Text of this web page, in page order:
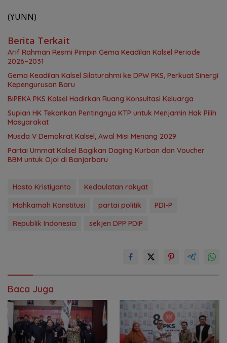
(YUNN)
Berita Terkait
Arif Rahman Resmi Pimpin Gema Keadilan Kalsel Periode
2026–2031
‎Gema Keadilan Kalsel Silaturahmi ke DPW PKS, Perkuat Sinergi
Kepengurusan Baru
‎BIPEKA PKS Kalsel Hadirkan Ruang Konsultasi Keluarga ‎
Supian HK Tekankan Pentingnya KTP untuk Menjamin Hak Pilih
Masyarakat
Musda V Demokrat Kalsel, Awal Misi Menang 2029
Partai Ummat Kalsel Bagikan Daging Kurban dan Voucher
BBM untuk Ojol di Banjarbaru
Hasto Kristiyanto
Kedaulatan rakyat
Mahkamah Konstitusi
partai politik
PDI-P
Republik Indonesia
sekjen DPP PDIP
Baca Juga